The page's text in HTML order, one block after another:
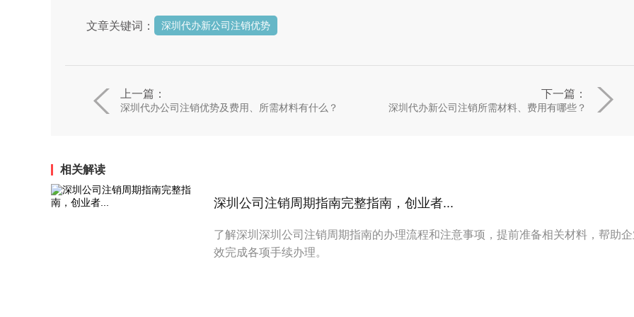
文章关键词： 深圳代办新公司注销优势
上一篇：
深圳代办公司注销优势及费用、所需材料有什么？
下一篇：
深圳代办新公司注销所需材料、费用有哪些？
相关解读
深圳公司注销周期指南完整指南，创业者...
了解深圳深圳公司注销周期指南的办理流程和注意事项，提前准备相关材料，帮助
效完成各项手续办理。